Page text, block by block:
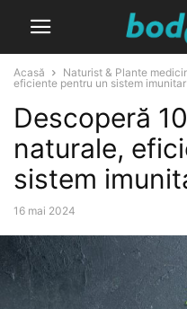
Acasă Naturist & Plante
eficiente pentru un sistem
Descoperă
naturale,
sistem
16 mai 2024